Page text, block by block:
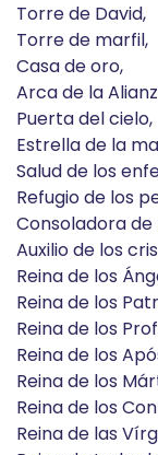
Torre de David,
Torre de marfil,
Casa de oro,
Arca de la
Puerta del cielo,
Estrella de la
Salud de los
Refugio de los
Consoladora de
Auxilio de los
Reina de los
Reina de los
Reina de los
Reina de los
Reina de los
Reina de los
Reina de las